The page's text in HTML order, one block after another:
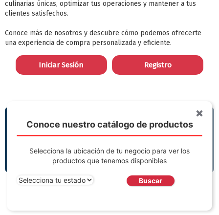
culinarias únicas, optimizar tus operaciones y mantener a tus
clientes satisfechos.
Conoce más de nosotros y descubre cómo podemos ofrecerte
una experiencia de compra personalizada y eficiente.
Iniciar Sesión Registro
Conoce nuestro catálogo de productos
Selecciona la ubicación de tu negocio para ver los
productos que tenemos disponibles
Buscar